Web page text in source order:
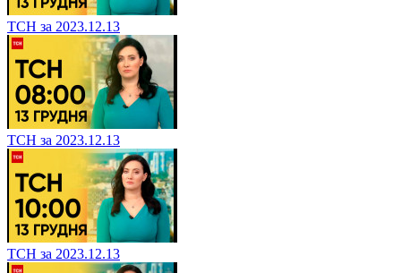
ТСН за 2023.12.13
ТСН за 2023.12.13
ТСН за 2023.12.13